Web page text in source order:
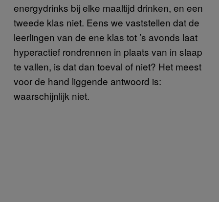
energydrinks bij elke maaltijd drinken, en een
tweede klas niet. Eens we vaststellen dat de
leerlingen van de ene klas tot ’s avonds laat
hyperactief rondrennen in plaats van in slaap
te vallen, is dat dan toeval of niet? Het meest
voor de hand liggende antwoord is:
waarschijnlijk niet.